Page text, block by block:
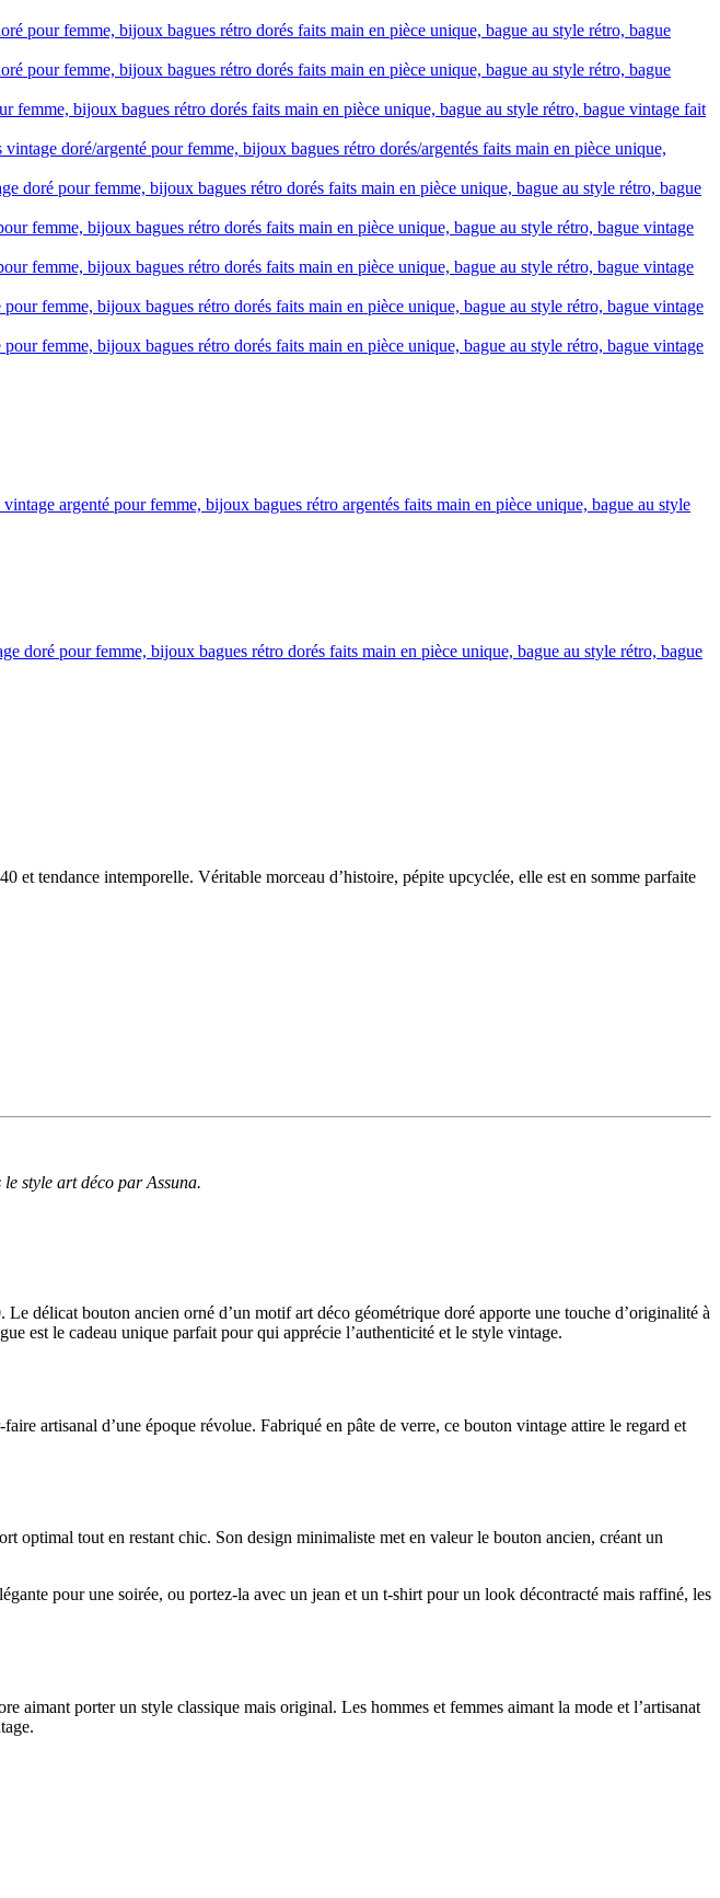
et tendance intemporelle. Véritable morceau d’histoire, pépite upcyclée, elle est en somme parfaite
style art déco par Assuna.
délicat bouton ancien orné d’un motif art déco géométrique doré apporte une touche d’originalité à
est le cadeau unique parfait pour qui apprécie l’authenticité et le style vintage.
artisanal d’une époque révolue. Fabriqué en pâte de verre, ce bouton vintage attire le regard et
optimal tout en restant chic. Son design minimaliste met en valeur le bouton ancien, créant un
pour une soirée, ou portez-la avec un jean et un t-shirt pour un look décontracté mais raffiné, les
aimant porter un style classique mais original. Les hommes et femmes aimant la mode et l’artisanat